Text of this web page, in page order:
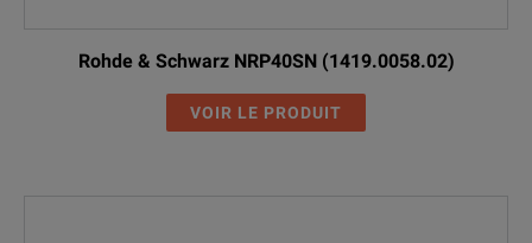
Rohde & Schwarz NRP40SN (1419.0058.02)
VOIR LE PRODUIT